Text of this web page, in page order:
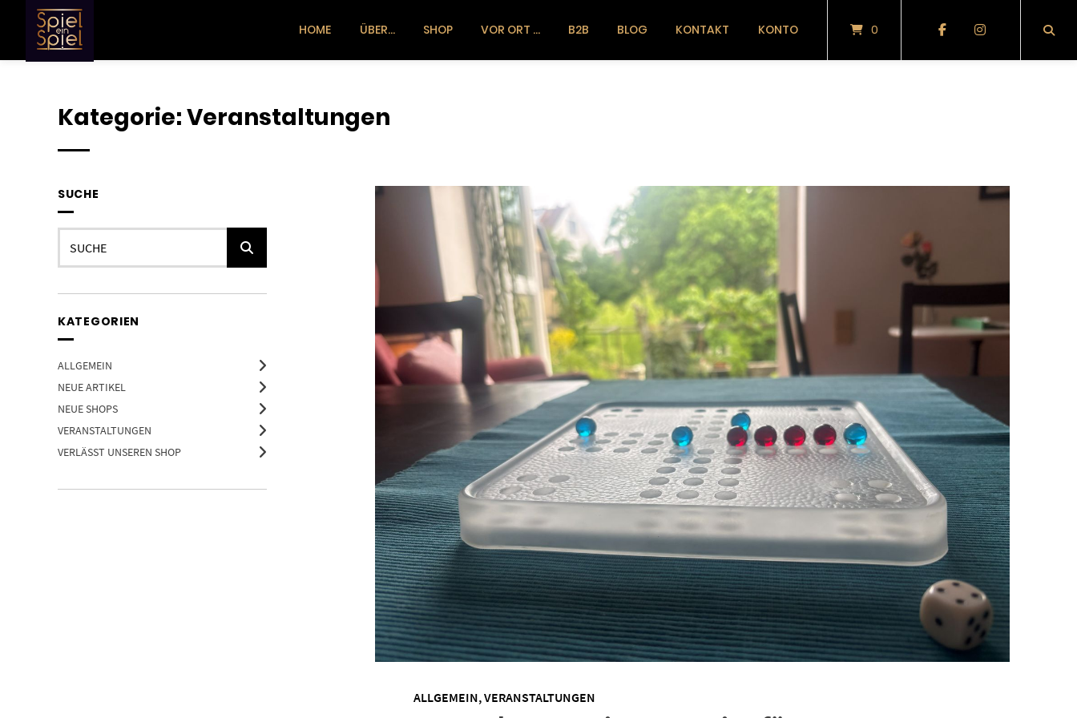
Springe
HOME ÜBER… SHOP VOR ORT … B2B BLOG KONTAKT KONTO 0
Kategorie:Veranstaltungen
SUCHE
KATEGORIEN
ALLGEMEIN
NEUE ARTIKEL
NEUE SHOPS
VERANSTALTUNGEN
VERLÄSST UNSEREN SHOP
ALLGEMEIN,VERANSTALTUNGEN